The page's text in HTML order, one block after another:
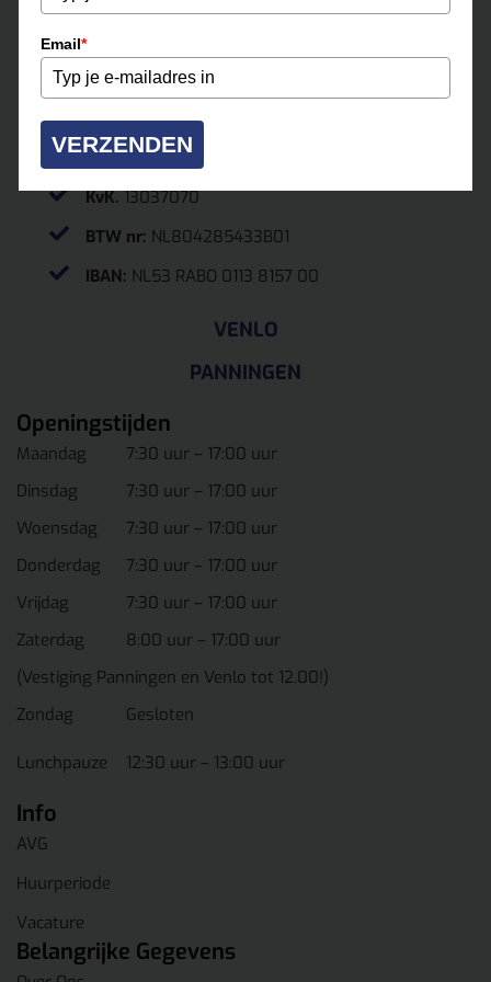
VENLO
PANNINGEN
0475-331500
roermond@multihuur.nl
Jules Breukersstraat 15-17
6041 BP Roermond
KvK.13037070
BTW nr: NL804285433B01
IBAN: NL53 RABO 0113 8157 00
Openingstijden
Maandag
7:30 uur – 17:00 uur
Dinsdag
7:30 uur – 17:00 uur
Woensdag
7:30 uur – 17:00 uur
Donderdag
7:30 uur – 17:00 uur
Vrijdag
7:30 uur – 17:00 uur
Zaterdag
8:00 uur – 17:00 uur
(Vestiging Panningen en Venlo tot 12.00!)
Zondag
Gesloten
Lunchpauze 12:30 uur – 13:00 uur
Info
AVG
Huurperiode
Vacature
Belangrijke Gegevens
Email*
VERZENDEN